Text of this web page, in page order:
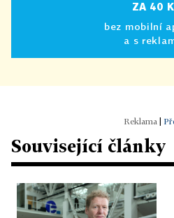
ZA 40
bez mobilní
a s
Související články